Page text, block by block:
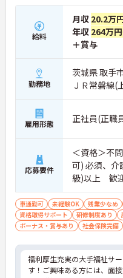
給料
月収 20.2万
年収 264万
＋賞与
勤務地
茨城県 取手
ＪＲ常磐線(
雇用形態 正社員(正職
応募要件
＜資格＞不
可) 必須、介
級)以上 歓
社半年以内
修受講
車通勤可 未経験OK 残業少なめ
資格取得サポート
研修制度あり
ボーナス・賞与あり
社会保険完備
福利厚生充実の大手福祉サ
す！ご興味ある方には、面